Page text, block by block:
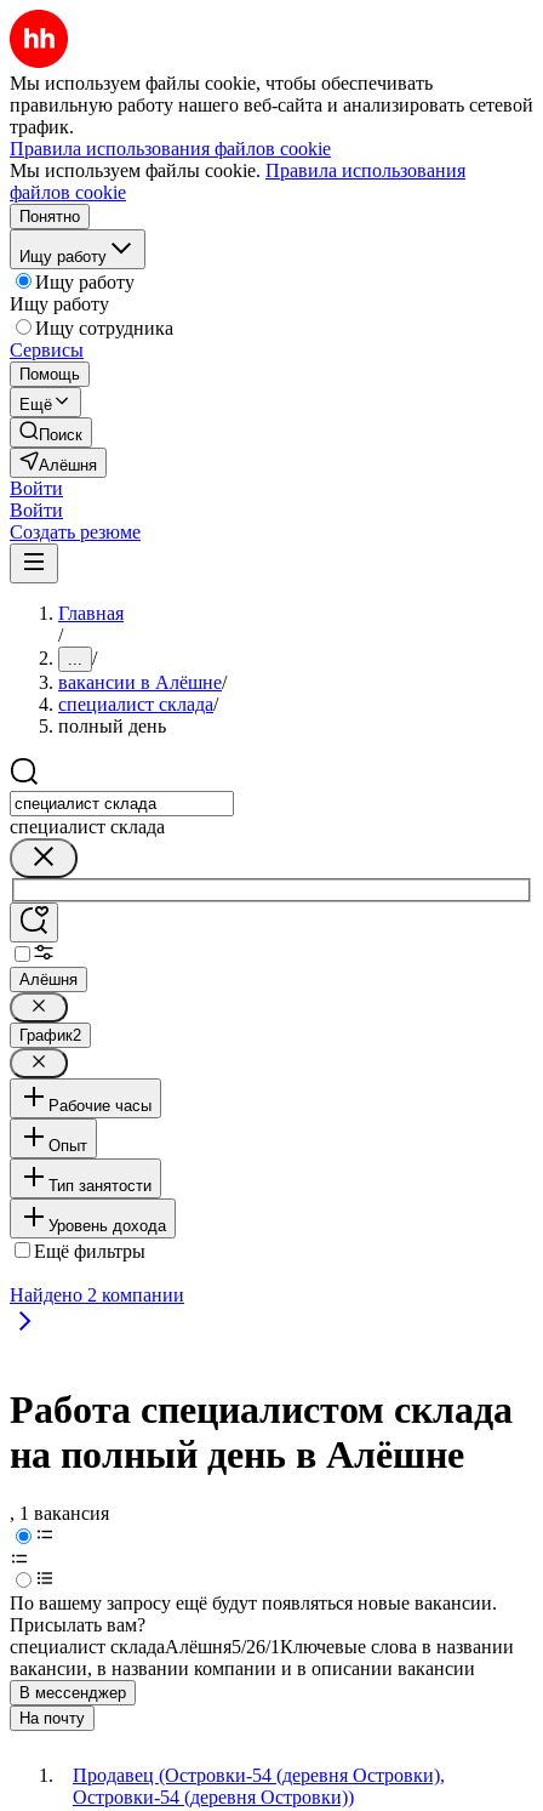
Мы используем файлы cookie, чтобы обеспечивать
правильную работу нашего веб-сайта и анализировать сетевой
трафик.
Правила использования файлов cookie
Мы используем файлы cookie. Правила использования
файлов cookie
Понятно
Ищу работу
Ищу работу
Ищу работу
Ищу сотрудника
Сервисы
Помощь
Ещё
Поиск
Алёшня
Войти
Войти
Создать резюме
Главная
/
... /
вакансии в Алёшне/
специалист склада/
полный день
специалист склада
Алёшня
График2
Рабочие часы
Опыт
Тип занятости
Уровень дохода
Ещё фильтры
Найдено 2 компании
Работа специалистом склада
на полный день в Алёшне
, 1 вакансия
По вашему запросу ещё будут появляться новые вакансии.
Присылать вам?
специалист складаАлёшня5/26/1Ключевые слова в названии
вакансии, в названии компании и в описании вакансии
В мессенджер
На почту
Продавец (Островки-54 (деревня Островки),
Островки-54 (деревня Островки))